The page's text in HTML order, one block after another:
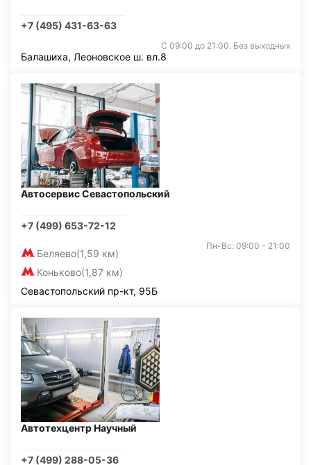
+7 (495) 431-63-63
С 09:00 до 21:00. Без выходных
Балашиха, Леоновское ш. вл.8
Автосервис Севастопольский
+7 (499) 653-72-12
Беляево(1,59 км)
Коньково(1,87 км)
Пн-Вс: 09:00 - 21:00
Севастопольский пр-кт, 95Б
Автотехцентр Научный
+7 (499) 288-05-36